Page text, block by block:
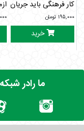
کار فرهنگی باید جریان
۱۹۵,۰۰۰ تومان
خرید
ما رادر